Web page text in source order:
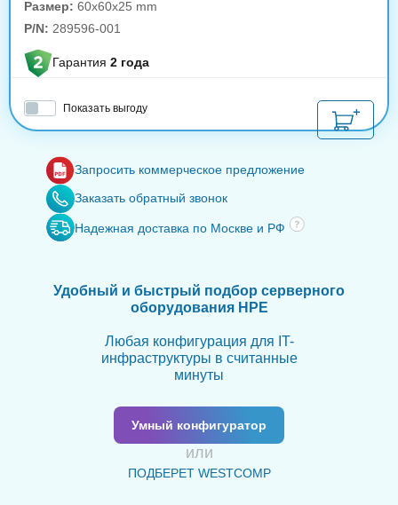
Размер: 60x60x25 mm
P/N: 289596-001
Гарантия 2 года
Показать выгоду
Запросить коммерческое предложение
Заказать обратный звонок
Надежная доставка по Москве и РФ
Удобный и быстрый подбор серверного
оборудования HPE
Любая конфигурация для IT-
инфраструктуры в считанные
минуты
Умный конфигуратор
или
ПОДБЕРЕТ WESTCOMP